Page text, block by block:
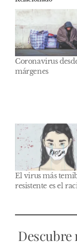
Coronavirus
márgenes
El virus más
resistente es el
Descubre